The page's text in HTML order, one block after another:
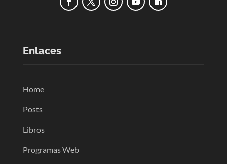
Enlaces
Home
Posts
Libros
Programas Web